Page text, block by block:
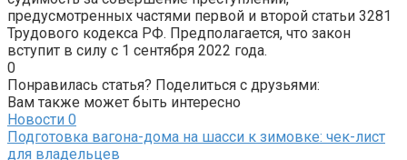
предусмотренных частями первой и второй статьи 3281
Трудового кодекса РФ. Предполагается, что закон
вступит в силу с 1 сентября 2022 года.
0
Понравилась статья? Поделиться с друзьями:
Вам также может быть интересно
Новости 0
Подготовка вагона-дома на шасси к зимовке: чек-лист
для владельцев